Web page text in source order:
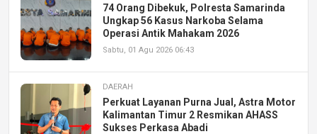
74 Orang Dibekuk, Polresta Samarinda
Ungkap 56 Kasus Narkoba Selama
Operasi Antik Mahakam 2026
Sabtu, 01 Agu 2026 06:43
DAERAH
Perkuat Layanan Purna Jual, Astra Motor
Kalimantan Timur 2 Resmikan AHASS
Sukses Perkasa Abadi